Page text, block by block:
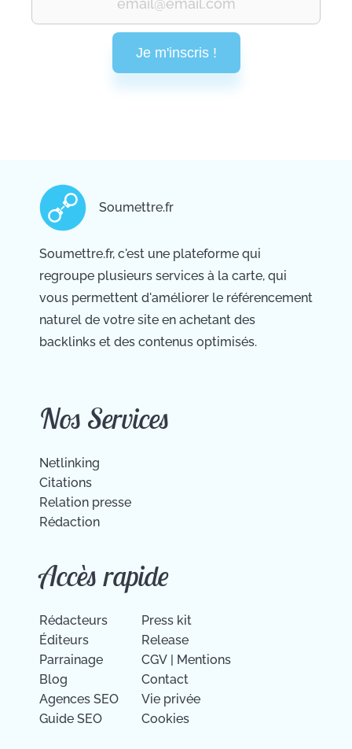
Je m'inscris !
Soumettre.fr
Soumettre.fr, c'est une plateforme qui
regroupe plusieurs services à la carte, qui
vous permettent d'améliorer le référencement
naturel de votre site en achetant des
backlinks et des contenus optimisés.
Nos Services
Netlinking
Citations
Relation presse
Rédaction
Accès rapide
Rédacteurs
Éditeurs
Parrainage
Blog
Agences SEO
Guide SEO
Press kit
Release
CGV | Mentions
Contact
Vie privée
Cookies